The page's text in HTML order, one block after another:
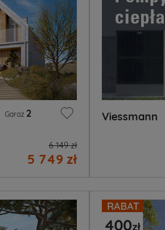
Garaż 2
6 149 zł
5 749 zł
Viessmann